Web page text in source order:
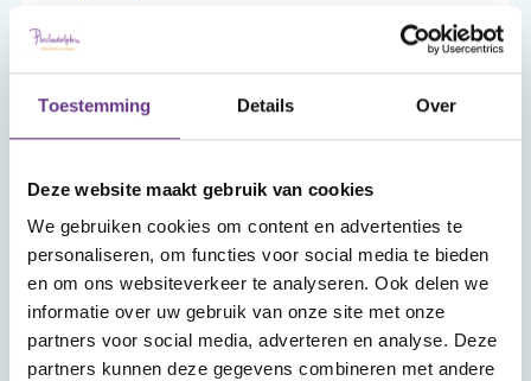
Toestemming Details Over
Deze website maakt gebruik van cookies
We gebruiken cookies om content en advertenties te
personaliseren, om functies voor social media te bieden
en om ons websiteverkeer te analyseren. Ook delen we
informatie over uw gebruik van onze site met onze
partners voor social media, adverteren en analyse. Deze
partners kunnen deze gegevens combineren met andere
Mijn Sophi is je persoonlijke én beveiligde
omgeving van sophi.online. Alleen jij hebt er,
toegang toe.
Account aanmaken
Wat vind je in Mijn Sophi?
In Mijn Sophi kan je de artikelen, kijk- en
luistertips en nieuwsitems terugvinden die je
met het hartje als favoriet hebt aangemerkt.